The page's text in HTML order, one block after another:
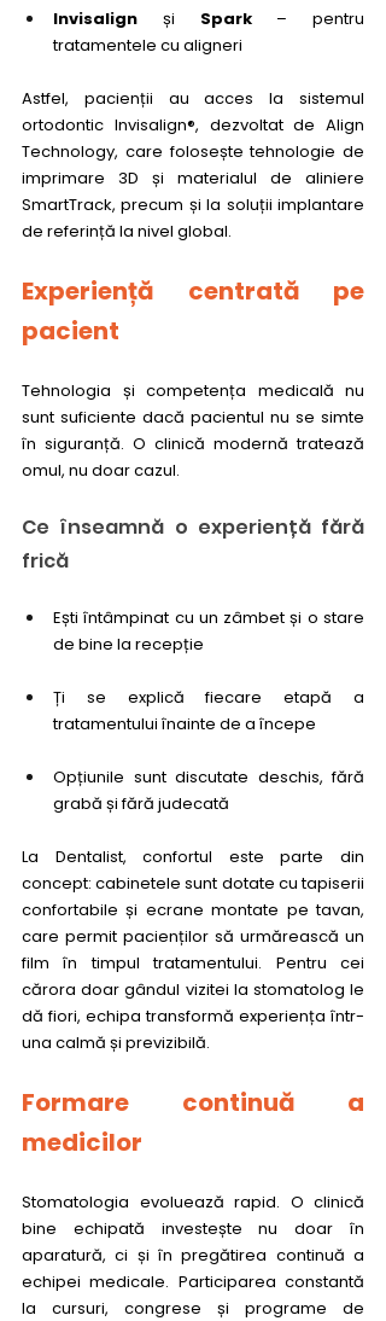
Invisalign și Spark – pentru
tratamentele cu aligneri
Astfel, pacienții au acces la sistemul
ortodontic Invisalign®, dezvoltat de Align
Technology, care folosește tehnologie de
imprimare 3D și materialul de aliniere
SmartTrack, precum și la soluții implantare
de referință la nivel global.
Experiență centrată pe
pacient
Tehnologia și competența medicală nu
sunt suficiente dacă pacientul nu se simte
în siguranță. O clinică modernă tratează
omul, nu doar cazul.
Ce înseamnă o experiență fără
frică
Ești întâmpinat cu un zâmbet și o stare
de bine la recepție
Ți se explică fiecare etapă a
tratamentului înainte de a începe
Opțiunile sunt discutate deschis, fără
grabă și fără judecată
La Dentalist, confortul este parte din
concept: cabinetele sunt dotate cu tapiserii
confortabile și ecrane montate pe tavan,
care permit pacienților să urmărească un
film în timpul tratamentului. Pentru cei
cărora doar gândul vizitei la stomatolog le
dă fiori, echipa transformă experiența într-
una calmă și previzibilă.
Formare continuă a
medicilor
Stomatologia evoluează rapid. O clinică
bine echipată investește nu doar în
aparatură, ci și în pregătirea continuă a
echipei medicale. Participarea constantă
la cursuri, congrese și programe de